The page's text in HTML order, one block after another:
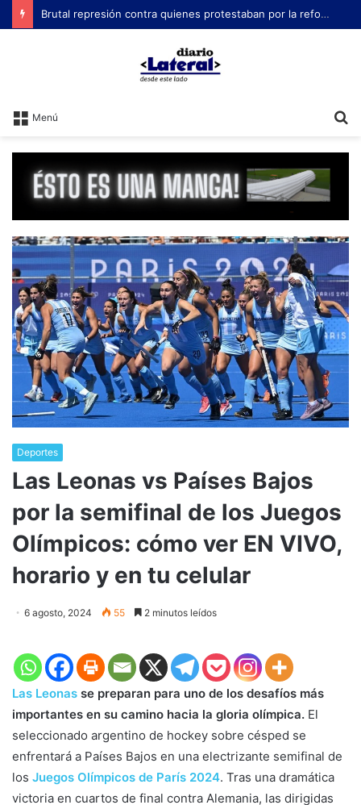
Brutal represión contra quienes protestaban por la reforma laboral de Milei
Menú
Deportes
Las Leonas vs Países Bajos
por la semifinal de los Juegos
Olímpicos: cómo ver EN VIVO,
horario y en tu celular
6 agosto, 2024 55 2 minutos leídos
Las Leonas se preparan para uno de los desafíos más
importantes en su camino hacia la gloria olímpica. El
seleccionado argentino de hockey sobre césped se
enfrentará a Países Bajos en una electrizante semifinal de
los Juegos Olímpicos de París 2024. Tras una dramática
victoria en cuartos de final contra Alemania, las dirigidas